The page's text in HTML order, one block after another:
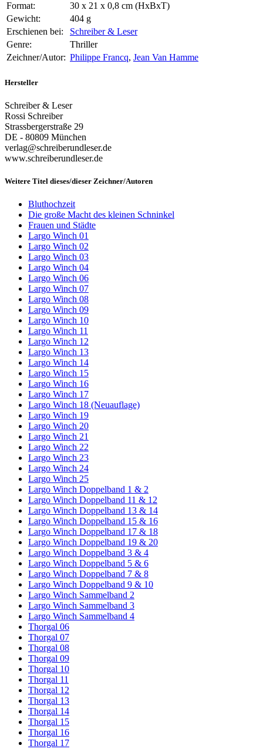
Format:
30 x 21 x 0,8 cm (HxBxT)
Gewicht:
404 g
Erschienen bei:
Schreiber & Leser
Genre:
Thriller
Zeichner/Autor: Philippe Francq, Jean Van Hamme
Hersteller
Schreiber & Leser
Rossi Schreiber
Strassbergerstraße 29
DE - 80809 München
verlag@schreiberundleser.de
www.schreiberundleser.de
Weitere Titel dieses/dieser Zeichner/Autoren
Bluthochzeit
Die große Macht des kleinen Schninkel
Frauen und Städte
Largo Winch 01
Largo Winch 02
Largo Winch 03
Largo Winch 04
Largo Winch 06
Largo Winch 07
Largo Winch 08
Largo Winch 09
Largo Winch 10
Largo Winch 11
Largo Winch 12
Largo Winch 13
Largo Winch 14
Largo Winch 15
Largo Winch 16
Largo Winch 17
Largo Winch 18 (Neuauflage)
Largo Winch 19
Largo Winch 20
Largo Winch 21
Largo Winch 22
Largo Winch 23
Largo Winch 24
Largo Winch 25
Largo Winch Doppelband 1 & 2
Largo Winch Doppelband 11 & 12
Largo Winch Doppelband 13 & 14
Largo Winch Doppelband 15 & 16
Largo Winch Doppelband 17 & 18
Largo Winch Doppelband 19 & 20
Largo Winch Doppelband 3 & 4
Largo Winch Doppelband 5 & 6
Largo Winch Doppelband 7 & 8
Largo Winch Doppelband 9 & 10
Largo Winch Sammelband 2
Largo Winch Sammelband 3
Largo Winch Sammelband 4
Thorgal 06
Thorgal 07
Thorgal 08
Thorgal 09
Thorgal 10
Thorgal 11
Thorgal 12
Thorgal 13
Thorgal 14
Thorgal 15
Thorgal 16
Thorgal 17